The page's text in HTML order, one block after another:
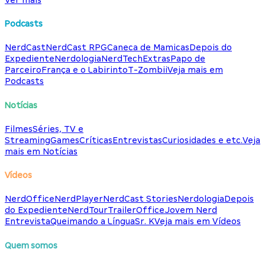
Podcasts
NerdCastNerdCast RPGCaneca de MamicasDepois do
ExpedienteNerdologiaNerdTechExtrasPapo de
ParceiroFrança e o LabirintoT-ZombiiVeja mais em
Podcasts
Notícias
FilmesSéries, TV e
StreamingGamesCríticasEntrevistasCuriosidades e etc.Veja
mais em Notícias
Vídeos
NerdOfficeNerdPlayerNerdCast StoriesNerdologiaDepois
do ExpedienteNerdTourTrailerOfficeJovem Nerd
EntrevistaQueimando a LínguaSr. KVeja mais em Vídeos
Quem somos